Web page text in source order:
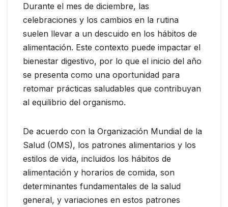
Durante el mes de diciembre, las
celebraciones y los cambios en la rutina
suelen llevar a un descuido en los hábitos de
alimentación. Este contexto puede impactar el
bienestar digestivo, por lo que el inicio del año
se presenta como una oportunidad para
retomar prácticas saludables que contribuyan
al equilibrio del organismo.
De acuerdo con la Organización Mundial de la
Salud (OMS), los patrones alimentarios y los
estilos de vida, incluidos los hábitos de
alimentación y horarios de comida, son
determinantes fundamentales de la salud
general, y variaciones en estos patrones